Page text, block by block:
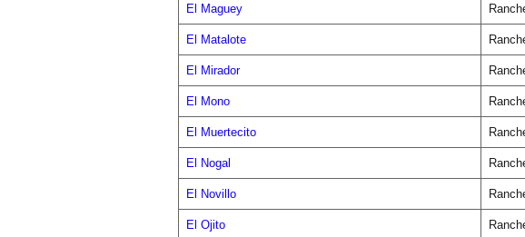
El Maguey
El Matalote
El Mirador
El Mono
El Muertecito
El Nogal
El Novillo
El Ojito